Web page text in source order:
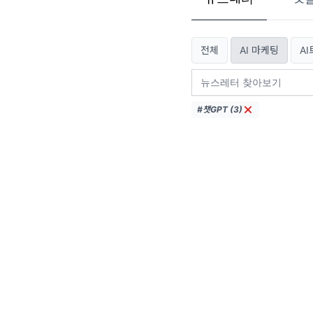
전체 AI 마케팅 AI
#챗GPT (3)